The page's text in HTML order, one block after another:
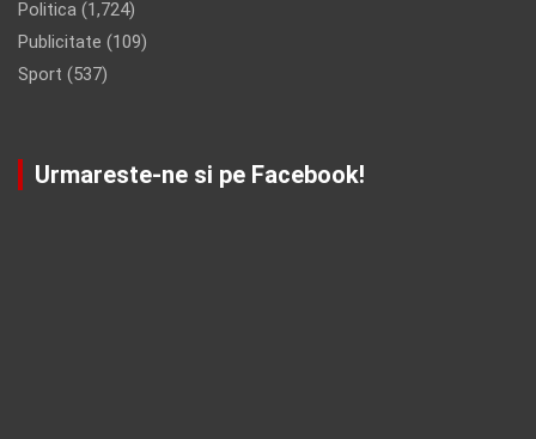
Politica (1,724)
Publicitate (109)
Sport (537)
Urmareste-ne si pe Facebook!